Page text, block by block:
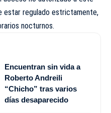
estar regulado estrictamente,
nocturnos.
Encuentran sin vida a
Roberto Andreili
“Chicho” tras varios
días desaparecido